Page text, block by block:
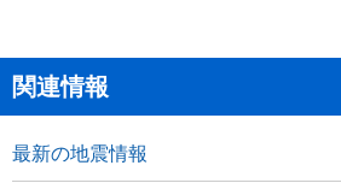
関連情報
最新の地震情報